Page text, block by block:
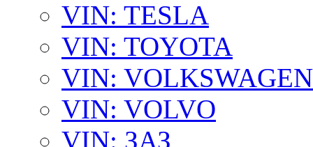
VIN: TESLA
VIN: TOYOTA
VIN: VOLKSWAGEN
VIN: VOLVO
VIN: ЗАЗ